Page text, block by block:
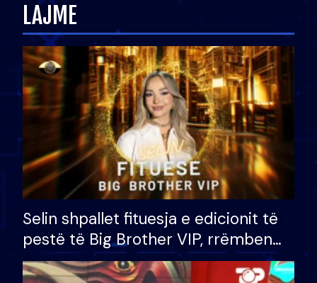
LAJME
Selin shpallet fituesja e edicionit të
pestë të Big Brother VIP, rrëmben
çmimin e madh prej 100 mijë eurosh